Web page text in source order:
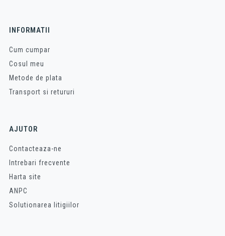
INFORMATII
Cum cumpar
Cosul meu
Metode de plata
Transport si retururi
AJUTOR
Contacteaza-ne
Intrebari frecvente
Harta site
ANPC
Solutionarea litigiilor